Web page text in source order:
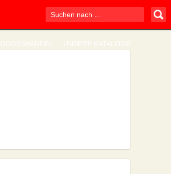
GROSSHANDEL UNSERE KATALOGE